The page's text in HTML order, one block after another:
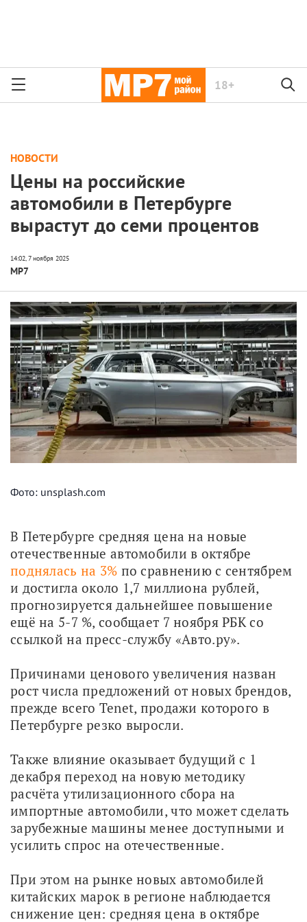
18+
НОВОСТИ
Цены на российские
автомобили в Петербурге
вырастут до семи процентов
МР7
Фото: unsplash.com
В Петербурге средняя цена на новые
поднялась на 3% по сравнению с сентябрем
и достигла около 1,7 миллиона рублей,
прогнозируется дальнейшее повышение
ещё на 5-7 %, сообщает 7 ноября РБК со
ссылкой на пресс-службу «Авто.ру».
Причинами ценового увеличения назван
рост числа предложений от новых брендов,
прежде всего Tenet, продажи которого в
Петербурге резко выросли.
Также влияние оказывает будущий с 1
декабря переход на новую методику
расчёта утилизационного сбора на
импортные автомобили, что может сделать
зарубежные машины менее доступными и
усилить спрос на отечественные.
При этом на рынке новых автомобилей
китайских марок в регионе наблюдается
снижение цен: средняя цена в октябре